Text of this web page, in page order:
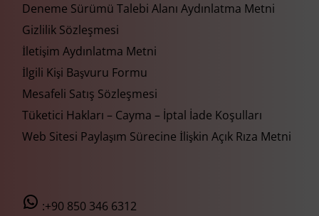
Deneme Sürümü Talebi Alanı Aydınlatma Metni
Gizlilik Sözleşmesi
İletişim Aydınlatma Metni
İlgili Kişi Başvuru Formu
Mesafeli Satış Sözleşmesi
Tüketici Hakları – Cayma – İptal İade Koşulları
Web Sitesi Paylaşım Sürecine İlişkin Açık Rıza Metni
:+90 850 346 6312